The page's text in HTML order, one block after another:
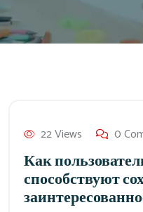
22 Views 0
Как
способствуют